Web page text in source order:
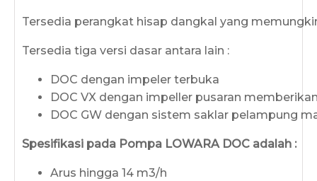
Tersedia perangkat hisap dangkal yang
Tersedia tiga versi dasar antara lain :
DOC dengan impeler terbuka
DOC VX dengan impeller pusaran
DOC GW dengan sistem saklar pelampung
Spesifikasi pada Pompa LOWARA DOC adalah :
Arus hingga 14 m3/h